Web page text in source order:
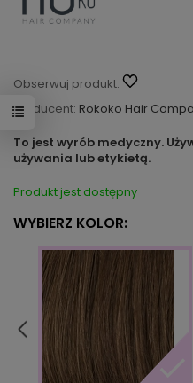
Obserwuj produkt:
Producent: Rokoko Hair
To jest wyrób medyczny.
używania lub etykietą.
Produkt jest dostępny
WYBIERZ KOLOR: